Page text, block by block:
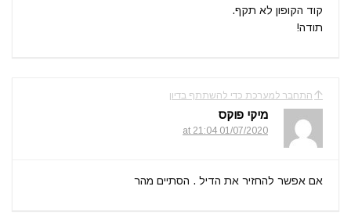
קוד הקופון לא תקף.
תודה!
התחבר למערכת כדי להשתתף בדיון
מיקי פוקס
01/07/2020 at 21:04
אם אפשר להחזיר את הדיל . הסתיים מהר